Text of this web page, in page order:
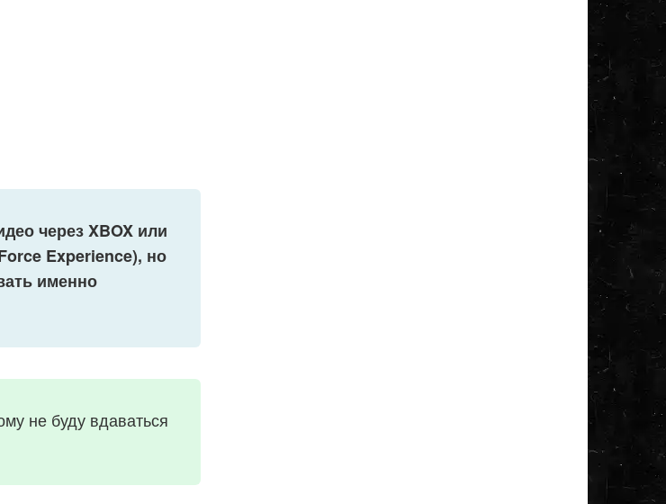
черезXBOX или
Experience), но
именно
не буду вдаваться